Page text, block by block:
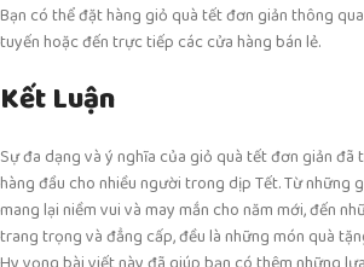
Bạn có thể đặt hàng giỏ quà tết đơn giản thông
tuyến hoặc đến trực tiếp các cửa hàng bán lẻ.
Kết Luận
Sự đa dạng và ý nghĩa của giỏ quà tết đơn giản
hàng đầu cho nhiều người trong dịp Tết. Từ những
mang lại niềm vui và may mắn cho năm mới, đến
trang trọng và đẳng cấp, đều là những món quà